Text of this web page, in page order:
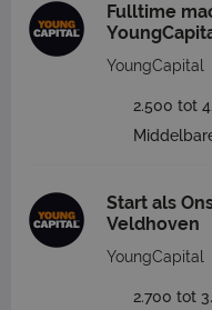
Fulltime
YoungCapital
2.500 tot
Start als
Veldhoven
YoungCapital
2.700 tot